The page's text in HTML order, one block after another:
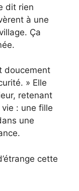
dit rien
à une
Ça
doucement
» Elle
retenant
vie : une fille
une
cette